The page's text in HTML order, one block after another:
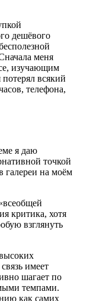
дешёвого
меня
изучающим
всякий
телефона,
я даю
точкой
галереи на моём
критика, хотя
взглянуть
имеет
шагает по
темпами.
как самих